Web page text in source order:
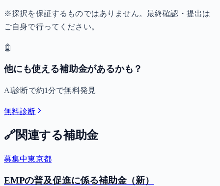
※採択を保証するものではありません。最終確認・提出は
ご自身で行ってください。
🤖
他にも使える補助金があるかも？
AI診断で約1分で無料発見
無料診断
🔗関連する補助金
募集中東京都
EMPの普及促進に係る補助金（新）